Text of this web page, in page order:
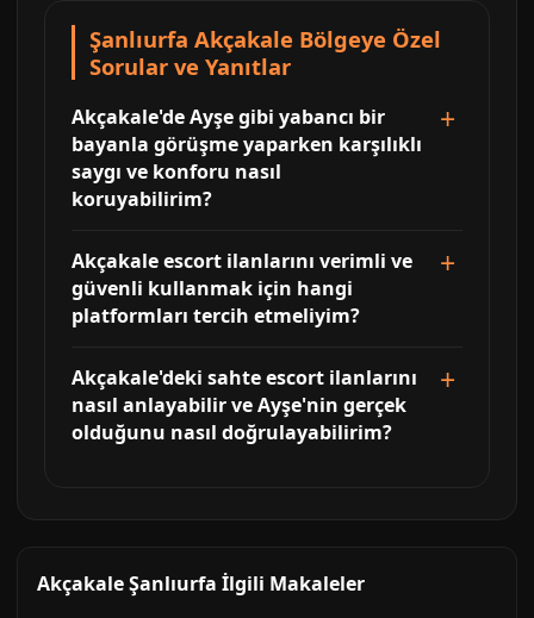
Şanlıurfa Akçakale Bölgeye Özel
Sorular ve Yanıtlar
Akçakale'de Ayşe gibi yabancı bir
bayanla görüşme yaparken karşılıklı
saygı ve konforu nasıl
koruyabilirim?
Akçakale escort ilanlarını verimli ve
güvenli kullanmak için hangi
platformları tercih etmeliyim?
Akçakale'deki sahte escort ilanlarını
nasıl anlayabilir ve Ayşe'nin gerçek
olduğunu nasıl doğrulayabilirim?
Akçakale Şanlıurfa İlgili Makaleler